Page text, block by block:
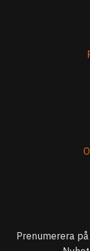
Prenumerera